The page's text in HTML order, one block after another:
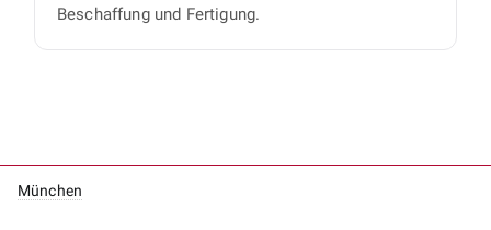
Beschaffung und Fertigung.
München